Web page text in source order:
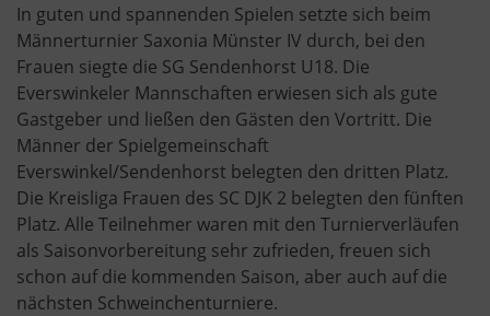
In guten und spannenden Spielen setzte sich beim
Männerturnier Saxonia Münster IV durch, bei den
Frauen siegte die SG Sendenhorst U18. Die
Everswinkeler Mannschaften erwiesen sich als gute
Gastgeber und ließen den Gästen den Vortritt. Die
Männer der Spielgemeinschaft
Everswinkel/Sendenhorst belegten den dritten Platz.
Die Kreisliga Frauen des SC DJK 2 belegten den fünften
Platz. Alle Teilnehmer waren mit den Turnierverläufen
als Saisonvorbereitung sehr zufrieden, freuen sich
schon auf die kommenden Saison, aber auch auf die
nächsten Schweinchenturniere.